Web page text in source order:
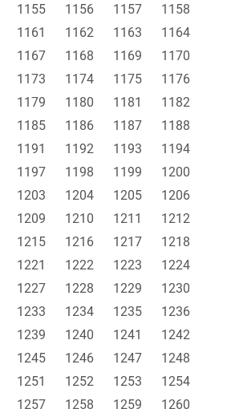
1155 1156 1157
1158
1161 1162 1163
1164
1167 1168 1169
1170
1173 1174 1175
1176
1179 1180 1181
1182
1185 1186 1187
1188
1191 1192 1193
1194
1197 1198 1199
1200
1203 1204 1205
1206
1209 1210 1211
1212
1215 1216 1217
1218
1221 1222 1223
1224
1227 1228 1229
1230
1233 1234 1235
1236
1239 1240 1241
1242
1245 1246 1247
1248
1251 1252 1253
1254
1257 1258 1259
1260